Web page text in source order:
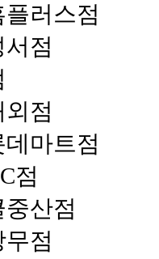
플러스점
점
점
데마트점
점
중산점
점